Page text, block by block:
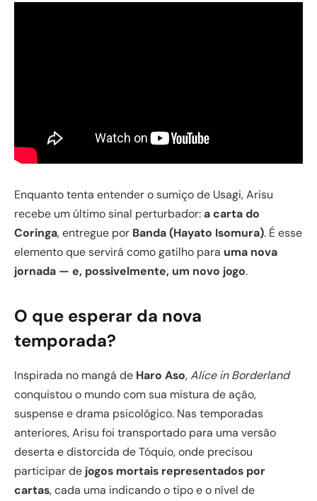
Enquanto tenta entender o sumiço de Usagi, Arisu
recebe um último sinal perturbador:a carta do
Coringa, entregue por Banda (Hayato Isomura). É esse
elemento que servirá como gatilho para uma nova
jornada — e, possivelmente, um novo jogo.
O que esperar da nova
temporada?
Inspirada no mangá de Haro Aso,Alice in Borderland
conquistou o mundo com sua mistura de ação,
suspense e drama psicológico. Nas temporadas
anteriores, Arisu foi transportado para uma versão
deserta e distorcida de Tóquio, onde precisou
participar de jogos mortais representados por
cartas, cada uma indicando o tipo e o nível de